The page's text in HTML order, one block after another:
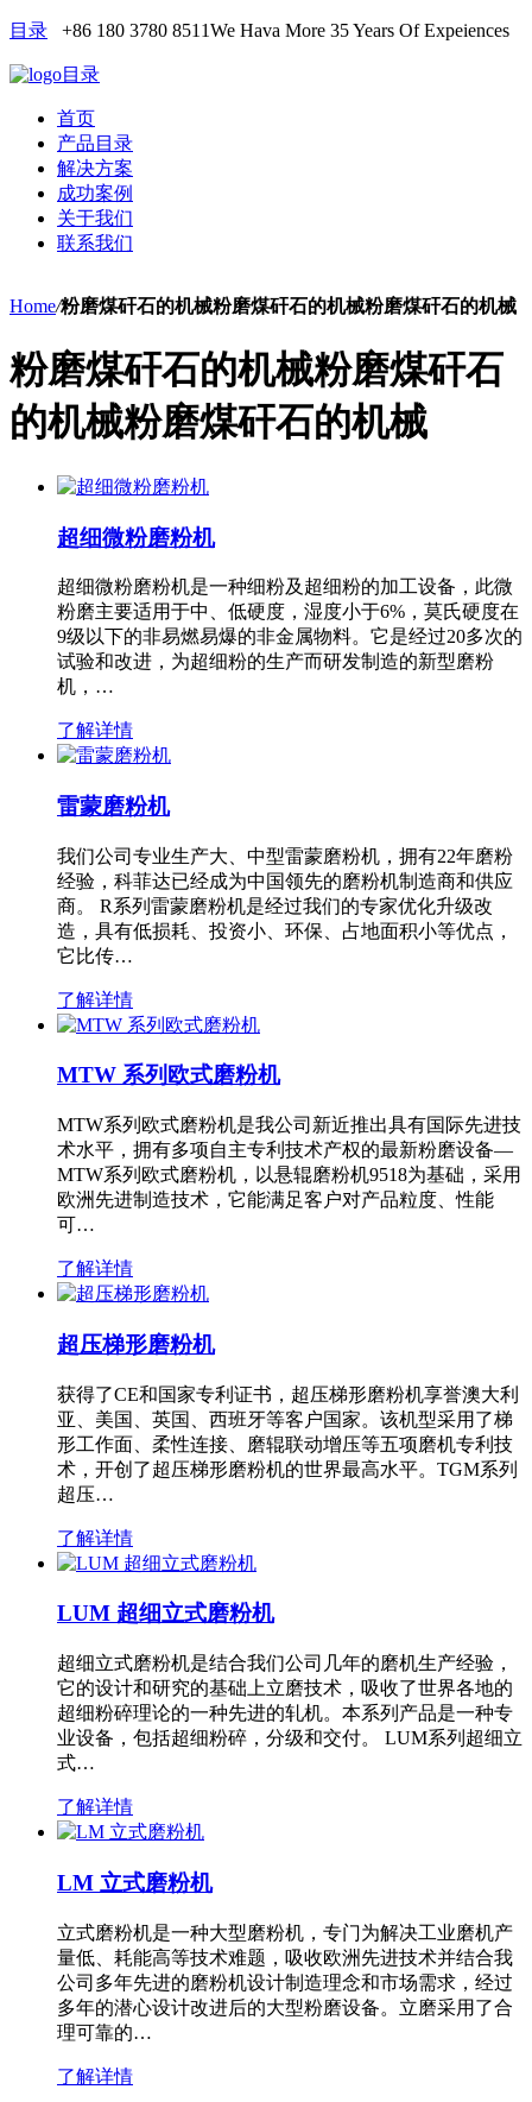
目录 +86 180 3780 8511We Hava More 35 Years Of Expeiences
目录
首页
产品目录
解决方案
成功案例
关于我们
联系我们
Home/粉磨煤矸石的机械粉磨煤矸石的机械粉磨煤矸石的机械
粉磨煤矸石的机械粉磨煤矸石
的机械粉磨煤矸石的机械
超细微粉磨粉机
超细微粉磨粉机是一种细粉及超细粉的加工设备，此微
粉磨主要适用于中、低硬度，湿度小于6%，莫氏硬度在
9级以下的非易燃易爆的非金属物料。它是经过20多次的
试验和改进，为超细粉的生产而研发制造的新型磨粉
机，…
了解详情
雷蒙磨粉机
我们公司专业生产大、中型雷蒙磨粉机，拥有22年磨粉
经验，科菲达已经成为中国领先的磨粉机制造商和供应
商。 R系列雷蒙磨粉机是经过我们的专家优化升级改
造，具有低损耗、投资小、环保、占地面积小等优点，
它比传…
了解详情
MTW 系列欧式磨粉机
MTW系列欧式磨粉机是我公司新近推出具有国际先进技
术水平，拥有多项自主专利技术产权的最新粉磨设备—
MTW系列欧式磨粉机，以悬辊磨粉机9518为基础，采用
欧洲先进制造技术，它能满足客户对产品粒度、性能
可…
了解详情
超压梯形磨粉机
获得了CE和国家专利证书，超压梯形磨粉机享誉澳大利
亚、美国、英国、西班牙等客户国家。该机型采用了梯
形工作面、柔性连接、磨辊联动增压等五项磨机专利技
术，开创了超压梯形磨粉机的世界最高水平。TGM系列
超压…
了解详情
LUM 超细立式磨粉机
超细立式磨粉机是结合我们公司几年的磨机生产经验，
它的设计和研究的基础上立磨技术，吸收了世界各地的
超细粉碎理论的一种先进的轧机。本系列产品是一种专
业设备，包括超细粉碎，分级和交付。 LUM系列超细立
式…
了解详情
LM 立式磨粉机
立式磨粉机是一种大型磨粉机，专门为解决工业磨机产
量低、耗能高等技术难题，吸收欧洲先进技术并结合我
公司多年先进的磨粉机设计制造理念和市场需求，经过
多年的潜心设计改进后的大型粉磨设备。立磨采用了合
理可靠的…
了解详情